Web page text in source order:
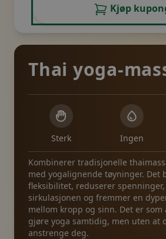
Kjøp
Thai yoga-
Sterk Ingen
Kombinerer tradisjonelle
med yogalignende tøyninger. Det
fleksibilitet, reduserer
sirkulasjonen og fremmer en
mellom kropp og sinn. Det er som
gjøre yoga samtidig, men uten at
anstrenge deg.